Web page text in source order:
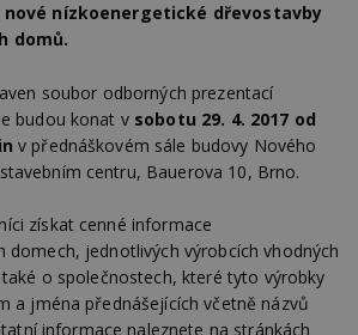
nízkoenergetické dřevostavby
domů.
soubor odborných prezentací
budou konat v sobotu 29. 4. 2017 od
v přednáškovém sále budovy Nového
centru, Bauerova 10, Brno.
získat cenné informace
domech, jednotlivých výrobcích vhodných
o společnostech, které tyto výrobky
a jména přednášejících včetně názvů
informace naleznete na stránkách